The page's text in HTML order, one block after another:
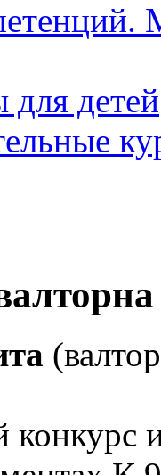
детей
конкурс